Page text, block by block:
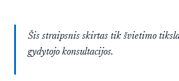
Šis straipsnis skirtas tik švietimo
gydytojo konsultacijos.